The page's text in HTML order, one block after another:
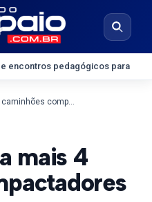
Abrir
para professores do
Edilázio entrega mais 4 caminhões compactadores para municípios
mais 4